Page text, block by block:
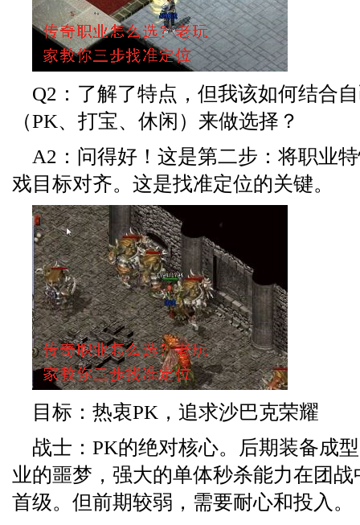
Q2：了解了特点，但我该如何结合
（PK、打宝、休闲）来做选择？
A2：问得好！这是第二步：将职业
戏目标对齐。这是找准定位的关键。
目标：热衷PK，追求沙巴克荣耀
战士：PK的绝对核心。后期装备成
业的噩梦，强大的单体秒杀能力在团
首级。但前期较弱，需要耐心和投入。